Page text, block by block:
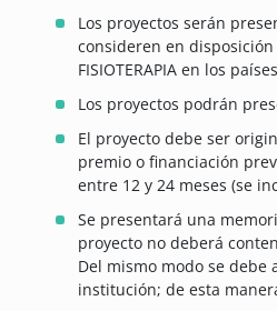
Los proyectos serán
consideren en
FISIOTERAPIA en los
Los proyectos podrán
El proyecto debe ser
premio o financiación
entre 12 y 24 meses (se
Se presentará una
proyecto no deberá
Del mismo modo se
institución; de esta